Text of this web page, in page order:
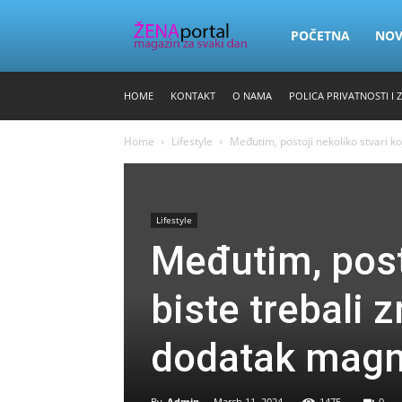
Zena
POČETNA
HOME KONTAKT O NAMA POLICA PRIVATNOSTI I
Home Lifestyle Međutim, postoji nekoliko stvari
Lifestyle
Međutim,
biste trebali
dodatak